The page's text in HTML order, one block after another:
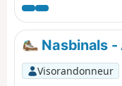
chemin entre le
Nasbinals
Visorandonneur